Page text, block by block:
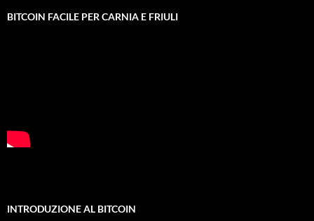
BITCOIN FACILE PER CARNIA E FRIULI
INTRODUZIONE AL BITCOIN